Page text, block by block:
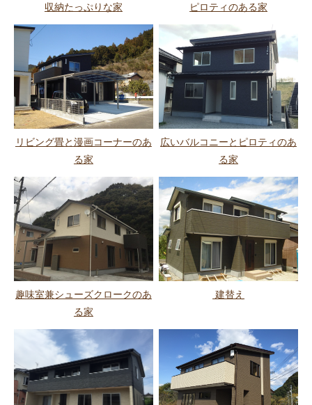
収納たっぷりな家 ピロティのある家
リビング畳と漫画コーナーのあ
る家
広いバルコニーとピロティのあ
る家
趣味室兼シューズクロークのあ
る家
建替え